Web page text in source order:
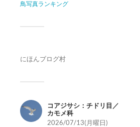
鳥写真ランキング
にほんブログ村
コアジサシ：チドリ目／
カモメ科
2026/07/13(月曜日)